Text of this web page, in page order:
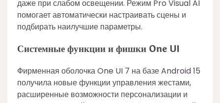
даже при слабом освещении. Режим Pro Visual AI
помогает автоматически настраивать сцены и
подбирать наилучшие параметры.
Системные функции и фишки One UI
Фирменная оболочка One UI 7 на базе Android 15
получила новые функции управления жестами,
расширенные возможности персонализации и